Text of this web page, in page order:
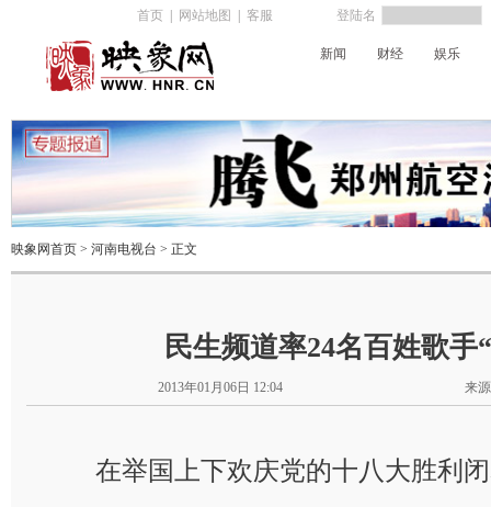
首页 网站地图 客服 登陆名
新闻 财经 娱乐
映象网首页 > 河南电视台 > 正文
民生频道率24名百姓歌手
2013年01月06日 12:04 来
在举国上下欢庆党的十八大胜利闭